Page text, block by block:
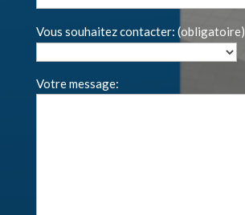
Vous souhaitez contacter: (obligatoire)
Votre message: